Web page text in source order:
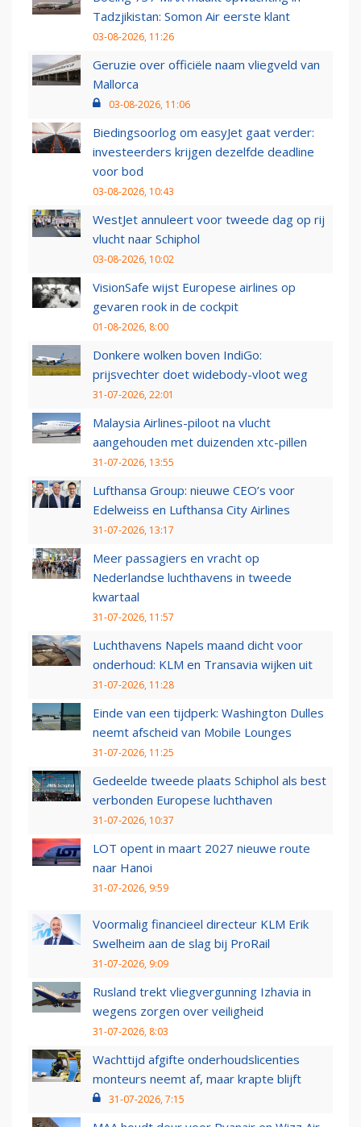
Tadzjikistan: Somon Air eerste klant
03-08-2026, 11:26
Geruzie over officiële naam vliegveld van
Mallorca
03-08-2026, 11:06
Biedingsoorlog om easyJet gaat verder:
investeerders krijgen dezelfde deadline
voor bod
03-08-2026, 10:43
WestJet annuleert voor tweede dag op rij
vlucht naar Schiphol
03-08-2026, 10:02
VisionSafe wijst Europese airlines op
gevaren rook in de cockpit
01-08-2026, 8:00
Donkere wolken boven IndiGo:
prijsvechter doet widebody-vloot weg
31-07-2026, 22:01
Malaysia Airlines-piloot na vlucht
aangehouden met duizenden xtc-pillen
31-07-2026, 13:55
Lufthansa Group: nieuwe CEO’s voor
Edelweiss en Lufthansa City Airlines
31-07-2026, 13:17
Meer passagiers en vracht op
Nederlandse luchthavens in tweede
kwartaal
31-07-2026, 11:57
Luchthavens Napels maand dicht voor
onderhoud: KLM en Transavia wijken uit
31-07-2026, 11:28
Einde van een tijdperk: Washington Dulles
neemt afscheid van Mobile Lounges
31-07-2026, 11:25
Gedeelde tweede plaats Schiphol als best
verbonden Europese luchthaven
31-07-2026, 10:37
LOT opent in maart 2027 nieuwe route
naar Hanoi
31-07-2026, 9:59
Voormalig financieel directeur KLM Erik
Swelheim aan de slag bij ProRail
31-07-2026, 9:09
Rusland trekt vliegvergunning Izhavia in
wegens zorgen over veiligheid
31-07-2026, 8:03
Wachttijd afgifte onderhoudslicenties
monteurs neemt af, maar krapte blijft
31-07-2026, 7:15